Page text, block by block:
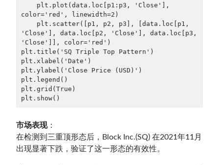
color='red', linewidth=2)
'Close'], data.loc[p2, 'Close'], data.loc[p3,
'Close']], color='red')
plt.title('SQ Triple Top Pattern')
plt.xlabel('Date')
plt.ylabel('Close Price (USD)')
plt.legend()
plt.grid(True)
plt.show()
市场表现：
在检测到三重顶形态后，Block Inc.(SQ) 在2021年11月
出现显著下跌，验证了这一形态的有效性。